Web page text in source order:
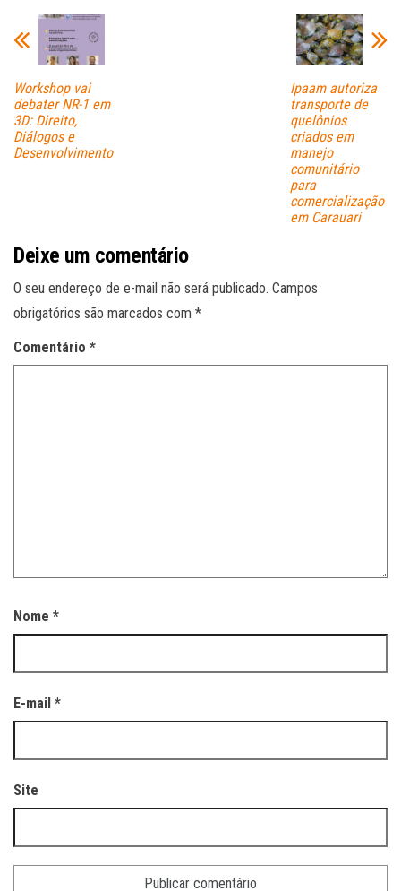
Workshop vai
debater NR-1 em
3D: Direito,
Diálogos e
Desenvolvimento
Ipaam autoriza
transporte de
quelônios
criados em
manejo
comunitário
para
comercialização
em Carauari
Deixe um comentário
O seu endereço de e-mail não será publicado. Campos
obrigatórios são marcados com *
Comentário *
Nome *
E-mail *
Site